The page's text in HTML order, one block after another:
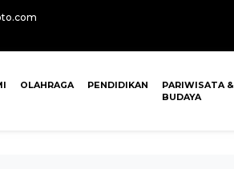
OLAHRAGA PENDIDIKAN
PARIWISATA &
BUDAYA